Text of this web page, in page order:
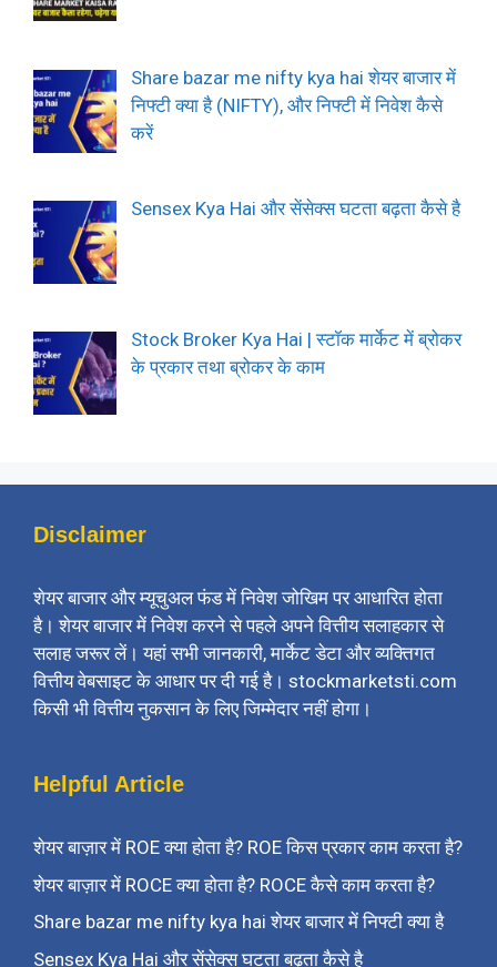
Share bazar me nifty kya hai शेयर बाजार में
निफ्टी क्या है (NIFTY), और निफ्टी में निवेश कैसे
करें
Sensex Kya Hai और सेंसेक्स घटता बढ़ता कैसे है
Stock Broker Kya Hai | स्टॉक मार्केट में ब्रोकर
के प्रकार तथा ब्रोकर के काम
Disclaimer
शेयर बाजार और म्यूचुअल फंड में निवेश जोखिम पर आधारित होता
है। शेयर बाजार में निवेश करने से पहले अपने वित्तीय सलाहकार से
सलाह जरूर लें। यहां सभी जानकारी, मार्केट डेटा और व्यक्तिगत
वित्तीय वेबसाइट के आधार पर दी गई है। stockmarketsti.com
किसी भी वित्तीय नुकसान के लिए जिम्मेदार नहीं होगा।
Helpful Article
शेयर बाज़ार में ROE क्या होता है? ROE किस प्रकार काम करता है?
शेयर बाज़ार में ROCE क्या होता है? ROCE कैसे काम करता है?
Share bazar me nifty kya hai शेयर बाजार में निफ्टी क्या है
Sensex Kya Hai और सेंसेक्स घटता बढ़ता कैसे है